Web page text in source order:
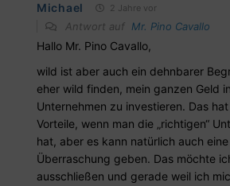
Michael 2 Jahre vor
Antwort auf Mr. Pino Cavallo
Hallo Mr. Pino Cavallo,
wild ist aber auch ein dehnbarer
eher wild finden, mein ganzen Geld
Unternehmen zu investieren. Das
Vorteile, wenn man die „richtigen“
hat, aber es kann natürlich auch
Überraschung geben. Das möchte
ausschließen und gerade weil ich